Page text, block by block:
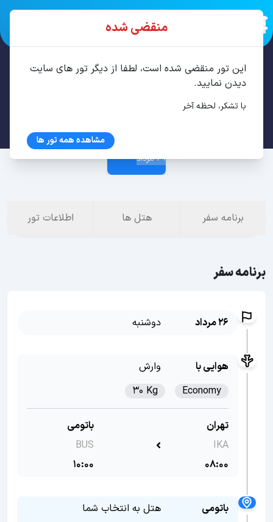
29 مرداد
برنامه سفر هتل ها اطلاعات تور
برنامه سفر
26 مرداد دوشنبه
هوایی با
وارش
Economy
30 Kg
تهران
IKA
08:00
باتومی
BUS
10:00
باتومی
هتل به انتخاب شما
منقضی شده
این تور منقضی شده است، لطفا از دیگر تور های سایت
دیدن نمایید.
با تشکر، لحظه آخر
مشاهده همه تور ها